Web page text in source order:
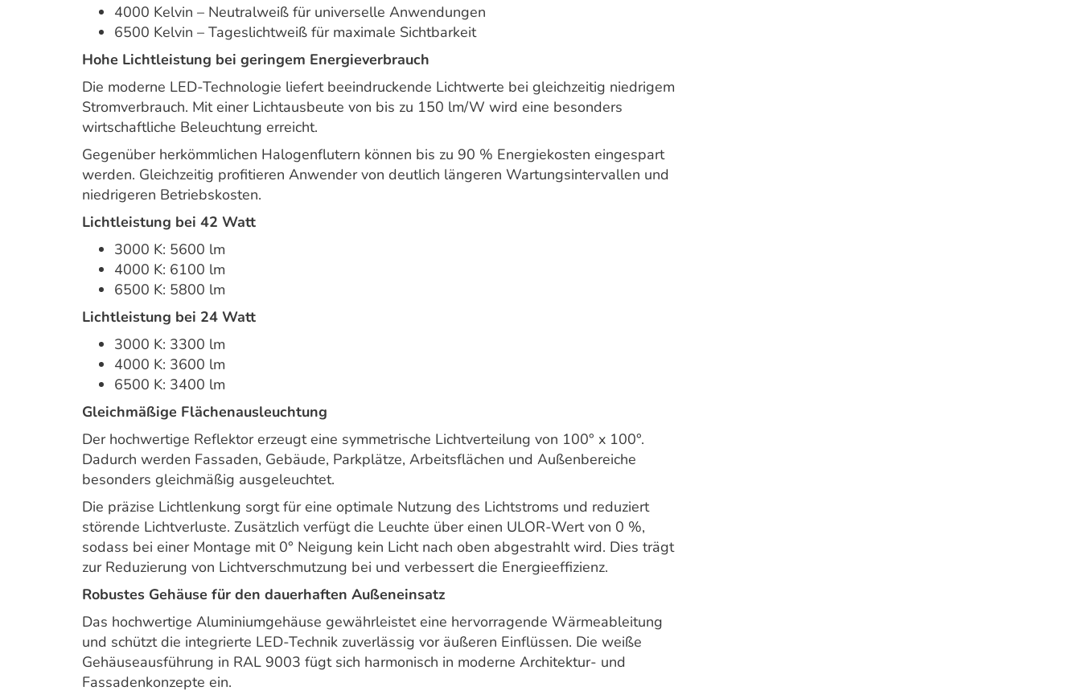
4000 Kelvin – Neutralweiß für universelle Anwendungen
6500 Kelvin – Tageslichtweiß für maximale Sichtbarkeit
Hohe Lichtleistung bei geringem Energieverbrauch
Die moderne LED-Technologie liefert beeindruckende Lichtwerte bei gleichzeitig niedrigem
Stromverbrauch. Mit einer Lichtausbeute von bis zu 150 lm/W wird eine besonders
wirtschaftliche Beleuchtung erreicht.
Gegenüber herkömmlichen Halogenflutern können bis zu 90 % Energiekosten eingespart
werden. Gleichzeitig profitieren Anwender von deutlich längeren Wartungsintervallen und
niedrigeren Betriebskosten.
Lichtleistung bei 42 Watt
3000 K: 5600 lm
4000 K: 6100 lm
6500 K: 5800 lm
Lichtleistung bei 24 Watt
3000 K: 3300 lm
4000 K: 3600 lm
6500 K: 3400 lm
Gleichmäßige Flächenausleuchtung
Der hochwertige Reflektor erzeugt eine symmetrische Lichtverteilung von 100° x 100°.
Dadurch werden Fassaden, Gebäude, Parkplätze, Arbeitsflächen und Außenbereiche
besonders gleichmäßig ausgeleuchtet.
Die präzise Lichtlenkung sorgt für eine optimale Nutzung des Lichtstroms und reduziert
störende Lichtverluste. Zusätzlich verfügt die Leuchte über einen ULOR-Wert von 0 %,
sodass bei einer Montage mit 0° Neigung kein Licht nach oben abgestrahlt wird. Dies trägt
zur Reduzierung von Lichtverschmutzung bei und verbessert die Energieeffizienz.
Robustes Gehäuse für den dauerhaften Außeneinsatz
Das hochwertige Aluminiumgehäuse gewährleistet eine hervorragende Wärmeableitung
und schützt die integrierte LED-Technik zuverlässig vor äußeren Einflüssen. Die weiße
Gehäuseausführung in RAL 9003 fügt sich harmonisch in moderne Architektur- und
Fassadenkonzepte ein.